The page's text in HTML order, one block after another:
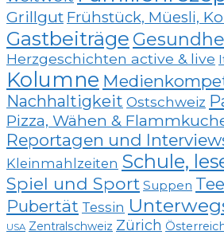
Grillgut Frühstück, Müesli,
Gastbeiträge
Herzgeschichten active & live
Kolumne
Nachhaltigkeit Ostschweiz
Pizza, Wähen &
Reportagen und
Kleinmahlzeiten Schule,
Spiel und Sport Suppen
Pubertät Tessin
USA Zentralschweiz Zürich